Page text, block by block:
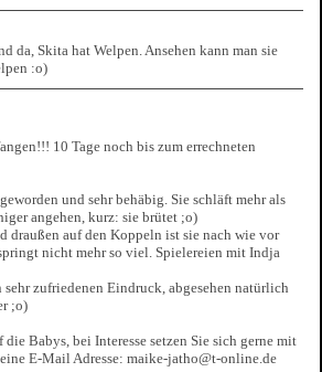
da, Skita hat Welpen. Ansehen kann man sie
:o)
10 Tage noch bis zum errechneten
und sehr behäbig. Sie schläft mehr als
angehen, kurz: sie brütet ;o)
draußen auf den Koppeln ist sie nach wie vor
nicht mehr so viel. Spielereien mit Indja
sehr zufriedenen Eindruck, abgesehen natürlich
;o)
die Babys, bei Interesse setzen Sie sich gerne mit
E-Mail Adresse: maike-jatho@t-online.de